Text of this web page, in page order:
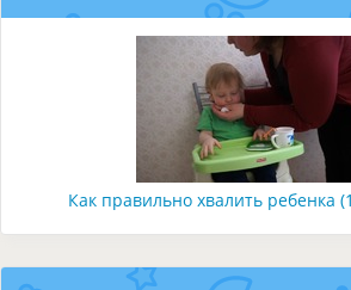
Как правильно хвалить ребенка